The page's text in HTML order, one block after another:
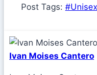
Post Tags: #Unisex
Ivan Moises Cantero